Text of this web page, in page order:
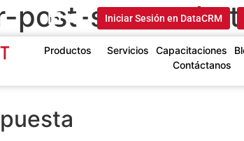
Iniciar Sesión en DataCRM
Productos Servicios Capacitaciones
Contáctanos
post-